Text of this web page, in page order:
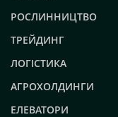
РОСЛИННИЦТВО
ТРЕЙДИНГ
ЛОГІСТИКА
АГРОХОЛДИНГИ
ЕЛЕВАТОРИ